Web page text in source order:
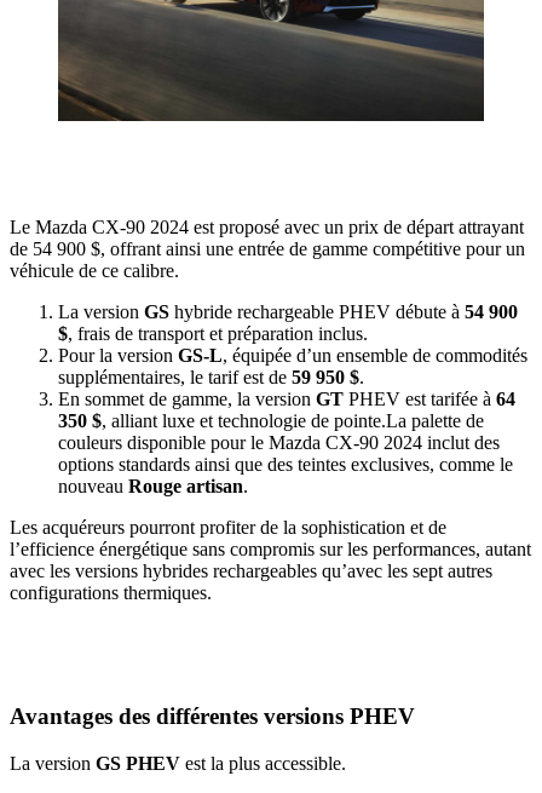
Le Mazda CX-90 2024 est proposé avec un prix de départ attrayant
de 54 900 $, offrant ainsi une entrée de gamme compétitive pour un
véhicule de ce calibre.
La version GS hybride rechargeable PHEV débute à 54 900
$, frais de transport et préparation inclus.
Pour la version GS-L, équipée d’un ensemble de commodités
supplémentaires, le tarif est de 59 950 $.
En sommet de gamme, la version GT PHEV est tarifée à 64
350 $, alliant luxe et technologie de pointe.La palette de
couleurs disponible pour le Mazda CX-90 2024 inclut des
options standards ainsi que des teintes exclusives, comme le
nouveau Rouge artisan.
Les acquéreurs pourront profiter de la sophistication et de
l’efficience énergétique sans compromis sur les performances, autant
avec les versions hybrides rechargeables qu’avec les sept autres
configurations thermiques.
Avantages des différentes versions PHEV
La version GS PHEV est la plus accessible.